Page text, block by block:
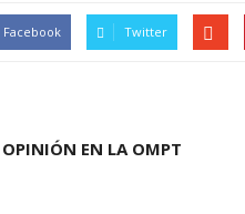
Facebook Twitter
OPINIÓN EN LA OMPT